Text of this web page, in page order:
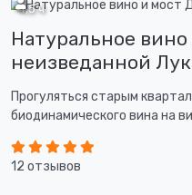
4,5 ч
Натуральное
неизведанной
Прогуляться старым
биодинамического вина на
12 отзывов